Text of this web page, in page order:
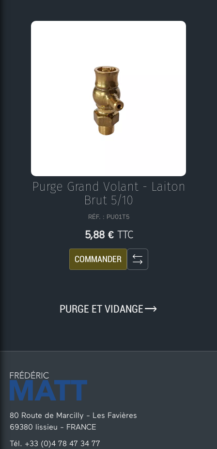
Purge Grand Volant - Laiton
Brut 5/10
RÉF. : PU01T5
5,88 € TTC
COMMANDER
PURGE ET VIDANGE9
80 Route de Marcilly - Les Favières
69380 lissieu - FRANCE
Tél. +33 (0)4 78 47 34 77